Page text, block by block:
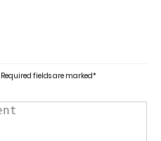
Required fields are marked*